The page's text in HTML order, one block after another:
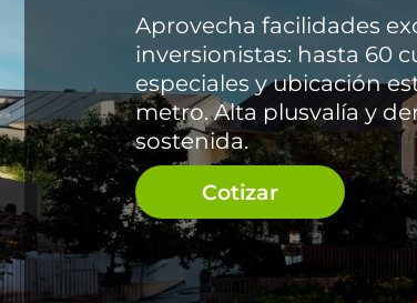
Aprovecha facilidades
inversionistas: hasta 60
especiales y ubicación
metro.Alta plusvalía y
sostenida.
Cotizar